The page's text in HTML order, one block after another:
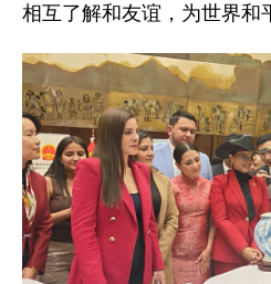
相互了解和友谊，为世界和